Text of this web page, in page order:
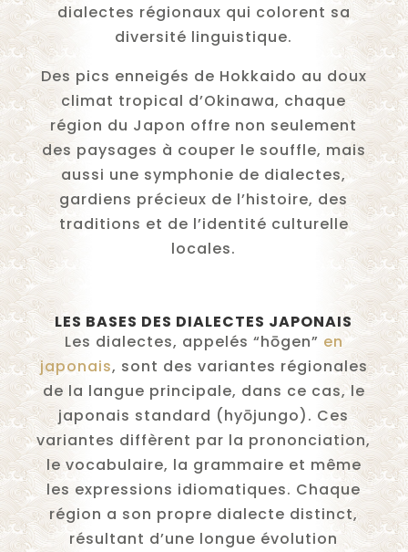
dialectes régionaux qui colorent sa
diversité linguistique.
Des pics enneigés de Hokkaido au doux
climat tropical d’Okinawa, chaque
région du Japon offre non seulement
des paysages à couper le souffle, mais
aussi une symphonie de dialectes,
gardiens précieux de l’histoire, des
traditions et de l’identité culturelle
locales.
LES BASES DES DIALECTES JAPONAIS
Les dialectes, appelés “hōgen” en
japonais, sont des variantes régionales
de la langue principale, dans ce cas, le
japonais standard (hyōjungo). Ces
variantes diffèrent par la prononciation,
le vocabulaire, la grammaire et même
les expressions idiomatiques. Chaque
région a son propre dialecte distinct,
résultant d’une longue évolution